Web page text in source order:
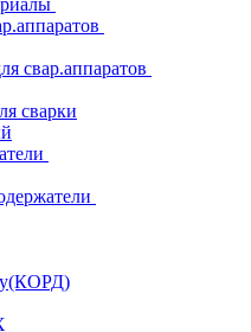
свар.аппаратов
сварки